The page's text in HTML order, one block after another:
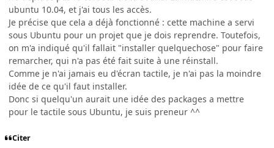
ubuntu 10.04, et j'ai tous les accès.
Je précise que cela a déjà fonctionné : cette machine a servi
sous Ubuntu pour un projet que je dois reprendre. Toutefois,
on m'a indiqué qu'il fallait "installer quelquechose" pour faire
remarcher, qui n'a pas été fait suite à une réinstall.
Comme je n'ai jamais eu d'écran tactile, je n'ai pas la moindre
idée de ce qu'il faut installer.
Donc si quelqu'un aurait une idée des packages a mettre
pour le tactile sous Ubuntu, je suis preneur ^^
Citer